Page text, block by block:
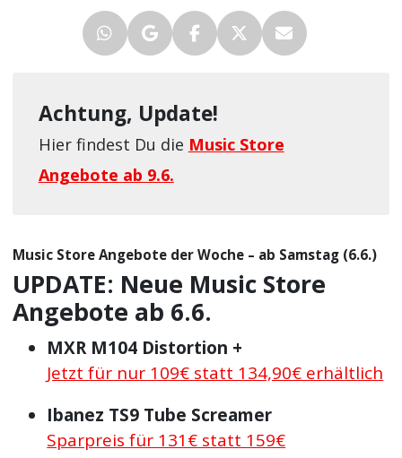
Achtung, Update!
Hier findest Du die Music Store
Angebote ab 9.6.
Music Store Angebote der Woche – ab Samstag (6.6.)
UPDATE: Neue Music Store
Angebote ab 6.6.
MXR M104 Distortion +
Jetzt für nur 109€ statt 134,90€ erhältlich
Ibanez TS9 Tube Screamer
Sparpreis für 131€ statt 159€